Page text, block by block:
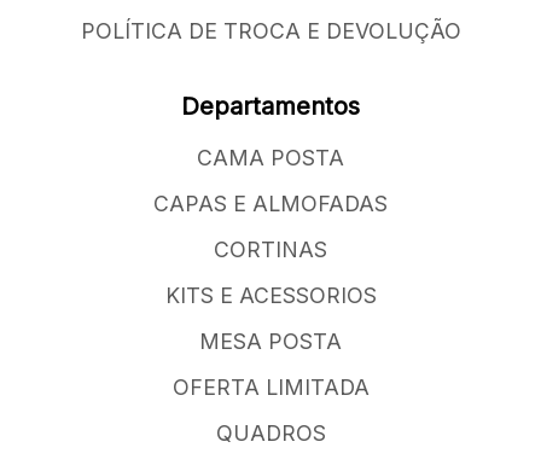
POLÍTICA DE TROCA E DEVOLUÇÃO
Departamentos
CAMA POSTA
CAPAS E ALMOFADAS
CORTINAS
KITS E ACESSORIOS
MESA POSTA
OFERTA LIMITADA
QUADROS